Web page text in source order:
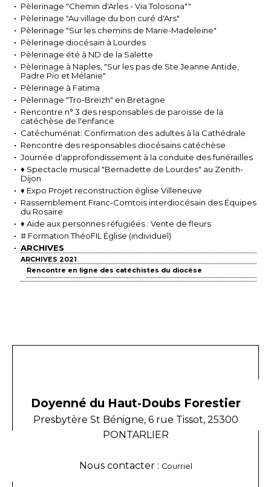
Pèlerinage "Chemin d'Arles - Via Tolosona""
Pèlerinage "Au village du bon curé d'Ars"
Pèlerinage "Sur les chemins de Marie-Madeleine"
Pèlerinage diocésain à Lourdes
Pèlerinage été à ND de la Salette
Pèlerinage à Naples, "Sur les pas de Ste Jeanne Antide,
Padre Pio et Mélanie"
Pèlerinage à Fatima
Pèlerinage "Tro-Breizh" en Bretagne
Rencontre n° 3 des responsables de paroisse de la
catéchèse de l'enfance
Catéchuménat: Confirmation des adultes à la Cathédrale
Rencontre des responsables diocésains catéchèse
Journée d'approfondissement à la conduite des funérailles
♦ Spectacle musical "Bernadette de Lourdes" au Zenith-
Dijon
♦ Expo Projet reconstruction église Villeneuve
Rassemblement Franc-Comtois interdiocésain des Équipes
du Rosaire
♦ Aide aux personnes réfugiées : Vente de fleurs
# Formation ThéoFIL Église (individuel)
ARCHIVES
ARCHIVES 2021
Rencontre en ligne des catéchistes du diocèse
Doyenné du Haut-Doubs Forestier
Presbytère St Bénigne, 6 rue Tissot, 25300
PONTARLIER
Nous contacter : Courriel